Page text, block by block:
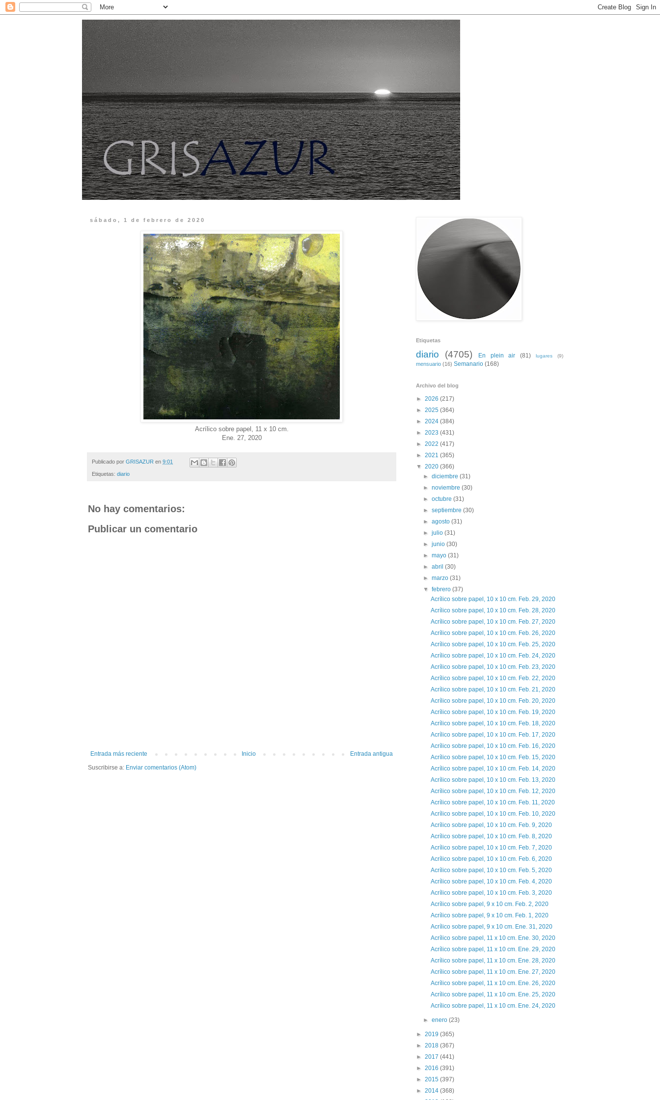
sábado, 1 de febrero de 2020
Acrílico sobre papel, 11 x 10 cm.
Ene. 27, 2020
Publicado por GRISAZUR en 9:01
Etiquetas: diario
No hay comentarios:
Publicar un comentario
Entrada más reciente Entrada antigua
Inicio
Suscribirse a: Enviar comentarios (Atom)
Etiquetas
diario (4705) En plein air (81) lugares (9)
mensuario (16) Semanario (168)
Archivo del blog
► 2026 (217)
► 2025 (364)
► 2024 (384)
► 2023 (431)
► 2022 (417)
► 2021 (365)
▼ 2020 (366)
►diciembre(31)
►noviembre(30)
►octubre(31)
►septiembre(30)
►agosto(31)
►julio(31)
►junio(30)
►mayo(31)
►abril(30)
►marzo(31)
▼febrero(37)
Acrílico sobre papel, 10 x 10 cm. Feb. 29, 2020
Acrílico sobre papel, 10 x 10 cm. Feb. 28, 2020
Acrílico sobre papel, 10 x 10 cm. Feb. 27, 2020
Acrílico sobre papel, 10 x 10 cm. Feb. 26, 2020
Acrílico sobre papel, 10 x 10 cm. Feb. 25, 2020
Acrílico sobre papel, 10 x 10 cm. Feb. 24, 2020
Acrílico sobre papel, 10 x 10 cm. Feb. 23, 2020
Acrílico sobre papel, 10 x 10 cm. Feb. 22, 2020
Acrílico sobre papel, 10 x 10 cm. Feb. 21, 2020
Acrílico sobre papel, 10 x 10 cm. Feb. 20, 2020
Acrílico sobre papel, 10 x 10 cm. Feb. 19, 2020
Acrílico sobre papel, 10 x 10 cm. Feb. 18, 2020
Acrílico sobre papel, 10 x 10 cm. Feb. 17, 2020
Acrílico sobre papel, 10 x 10 cm. Feb. 16, 2020
Acrílico sobre papel, 10 x 10 cm. Feb. 15, 2020
Acrílico sobre papel, 10 x 10 cm. Feb. 14, 2020
Acrílico sobre papel, 10 x 10 cm. Feb. 13, 2020
Acrílico sobre papel, 10 x 10 cm. Feb. 12, 2020
Acrílico sobre papel, 10 x 10 cm. Feb. 11, 2020
Acrílico sobre papel, 10 x 10 cm. Feb. 10, 2020
Acrílico sobre papel, 10 x 10 cm. Feb. 9, 2020
Acrílico sobre papel, 10 x 10 cm. Feb. 8, 2020
Acrílico sobre papel, 10 x 10 cm. Feb. 7, 2020
Acrílico sobre papel, 10 x 10 cm. Feb. 6, 2020
Acrílico sobre papel, 10 x 10 cm. Feb. 5, 2020
Acrílico sobre papel, 10 x 10 cm. Feb. 4, 2020
Acrílico sobre papel, 10 x 10 cm. Feb. 3, 2020
Acrílico sobre papel, 9 x 10 cm. Feb. 2, 2020
Acrílico sobre papel, 9 x 10 cm. Feb. 1, 2020
Acrílico sobre papel, 9 x 10 cm. Ene. 31, 2020
Acrílico sobre papel, 11 x 10 cm. Ene. 30, 2020
Acrílico sobre papel, 11 x 10 cm. Ene. 29, 2020
Acrílico sobre papel, 11 x 10 cm. Ene. 28, 2020
Acrílico sobre papel, 11 x 10 cm. Ene. 27, 2020
Acrílico sobre papel, 11 x 10 cm. Ene. 26, 2020
Acrílico sobre papel, 11 x 10 cm. Ene. 25, 2020
Acrílico sobre papel, 11 x 10 cm. Ene. 24, 2020
►enero(23)
► 2019 (365)
► 2018 (367)
► 2017 (441)
► 2016 (391)
► 2015 (397)
► 2014 (368)